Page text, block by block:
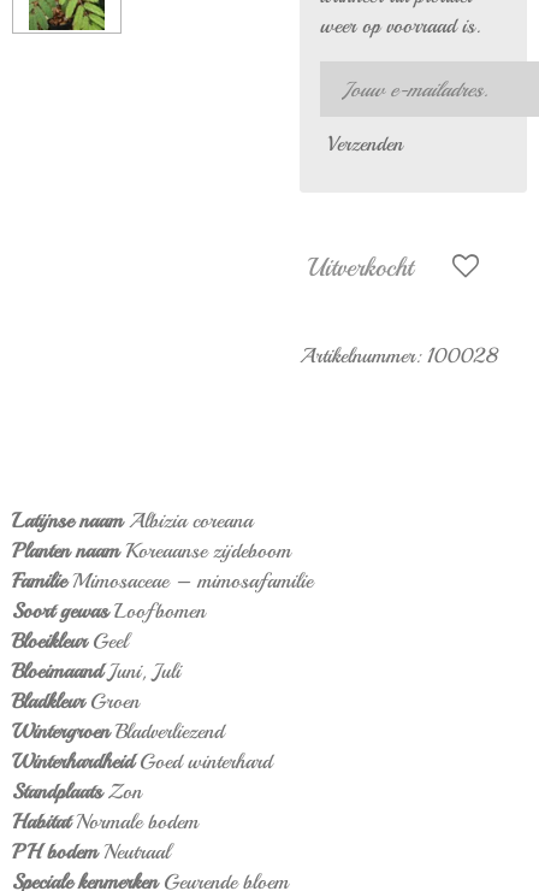
weer op voorraad is.
Verzenden
Uitverkocht
Artikelnummer: 100028
Latijnse naamAlbizia coreana
Planten naamKoreaanse zijdeboom
FamilieMimosaceae – mimosafamilie
Soort gewasLoofbomen
BloeikleurGeel
BloeimaandJuni, Juli
BladkleurGroen
WintergroenBladverliezend
WinterhardheidGoed winterhard
StandplaatsZon
HabitatNormale bodem
PH bodemNeutraal
Speciale kenmerkenGeurende bloem